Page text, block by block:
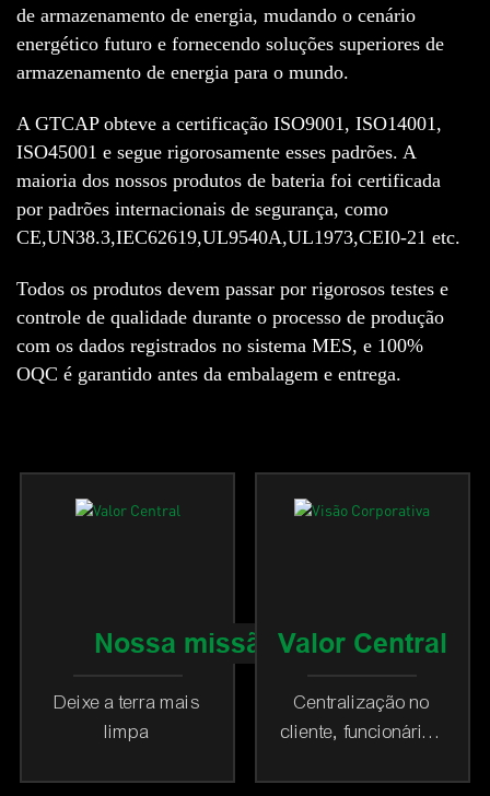
de armazenamento de energia, mudando o cenário
energético futuro e fornecendo soluções superiores de
armazenamento de energia para o mundo.
A GTCAP obteve a certificação ISO9001, ISO14001,
ISO45001 e segue rigorosamente esses padrões. A
maioria dos nossos produtos de bateria foi certificada
por padrões internacionais de segurança, como
CE,UN38.3,IEC62619,UL9540A,UL1973,CEI0-21 etc.
Todos os produtos devem passar por rigorosos testes e
controle de qualidade durante o processo de produção
com os dados registrados no sistema MES, e 100%
OQC é garantido antes da embalagem e entrega.
Nossa missão
Deixe a terra mais
limpa
Valor Central
Centralização no
cliente, funcionários
nossa base